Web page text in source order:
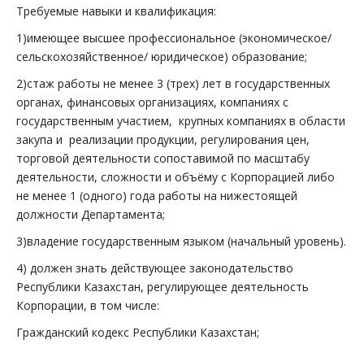
Требуемые навыки и квалификация:
1)имеющее высшее профессиональное (экономическое/
сельскохозяйственное/ юридическое) образование;
2)стаж работы не менее 3 (трех) лет в государственных
органах, финансовых организациях, компаниях с
государственным участием, крупных компаниях в области
закупа и реализации продукции, регулирования цен,
торговой деятельности сопоставимой по масштабу
деятельности, сложности и объёму с Корпорацией либо
не менее 1 (одного) года работы на нижестоящей
должности Департамента;
3)владение государственным языком (начальный уровень).
4) должен знать действующее законодательство
Республики Казахстан, регулирующее деятельность
Корпорации, в том числе:
Гражданский кодекс Республики Казахстан;